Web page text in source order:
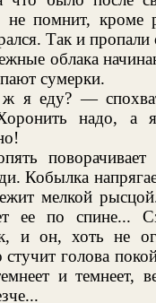
не помнит, кроме
Так и пропали
облака
сумерки.
я еду? —
надо, а
Кобылка
мелкой
ее по спине...
и он, хоть не
стучит голова
и темнеет,